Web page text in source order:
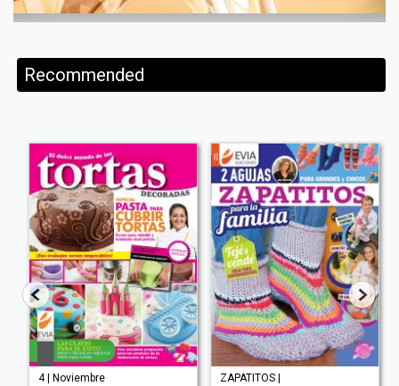
Recommended
4 | Noviembre
ZAPATITOS |